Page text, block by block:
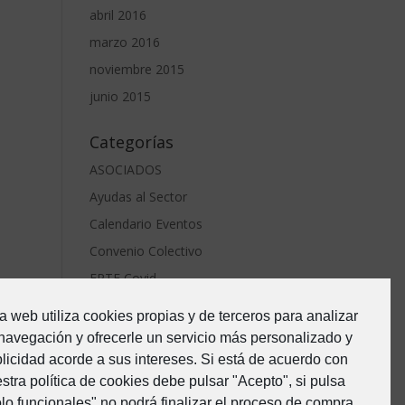
web utiliza cookies propias y de terceros para analizar
y ofrecerle un servicio más personalizado y
acorde a sus intereses. Si está de acuerdo con
política de cookies debe pulsar "Acepto", si pulsa
abril 2016
marzo 2016
noviembre 2015
junio 2015
Categorías
ASOCIADOS
Ayudas al Sector
Calendario Eventos
Convenio Colectivo
ERTE Covid
Formacion
Junta Directiva
Noticias